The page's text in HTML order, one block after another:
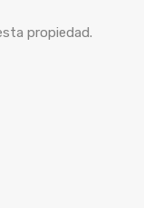
propiedad.